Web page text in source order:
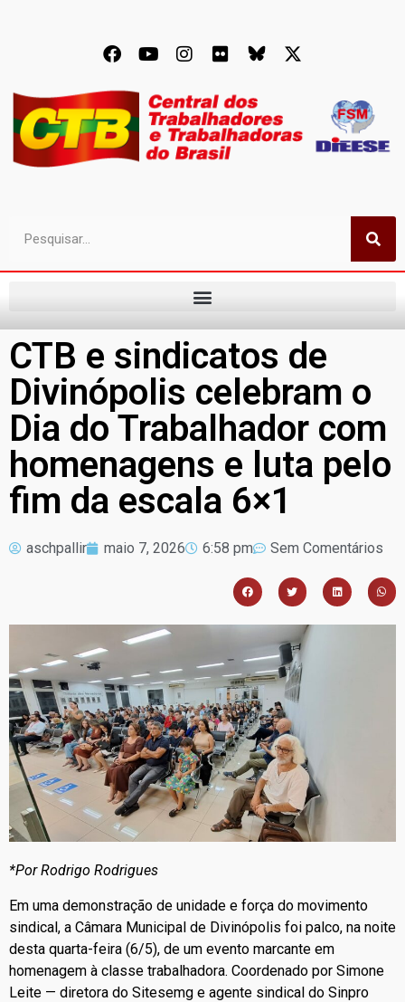
CTB e sindicatos de
Divinópolis celebram o
Dia do Trabalhador com
homenagens e luta pelo
fim da escala 6×1
aschpallir maio 7, 2026 6:58 pm Sem Comentários
*Por Rodrigo Rodrigues
Em uma demonstração de unidade e força do movimento
sindical, a Câmara Municipal de Divinópolis foi palco, na noite
desta quarta-feira (6/5), de um evento marcante em
homenagem à classe trabalhadora. Coordenado por Simone
Leite — diretora do Sitesemg e agente sindical do Sinpro